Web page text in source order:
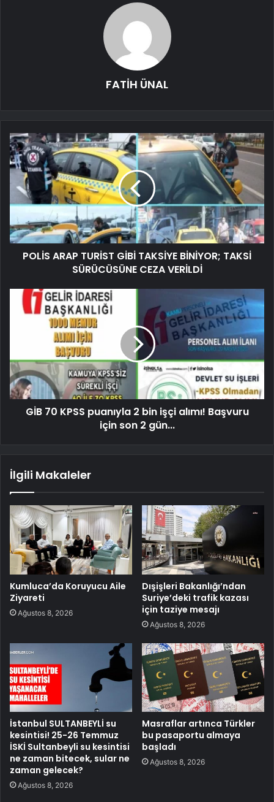
FATİH ÜNAL
POLİS ARAP TURİST GİBİ TAKSİYE BİNİYOR; TAKSİ
SÜRÜCÜSÜNE CEZA VERİLDİ
GİB 70 KPSS puanıyla 2 bin işçi alımı! Başvuru
için son 2 gün...
İlgili Makaleler
Kumluca’da Koruyucu Aile
Ziyareti
Ağustos 8, 2026
Dışişleri Bakanlığı’ndan
Suriye’deki trafik kazası
için taziye mesajı
Ağustos 8, 2026
İstanbul SULTANBEYLİ su
kesintisi! 25-26 Temmuz
İSKİ Sultanbeyli su kesintisi
ne zaman bitecek, sular ne
zaman gelecek?
Ağustos 8, 2026
Masraflar artınca Türkler
bu pasaportu almaya
başladı
Ağustos 8, 2026